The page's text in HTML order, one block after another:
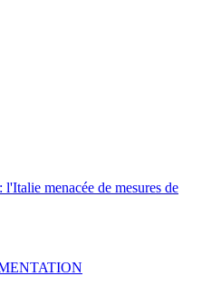
menacée de mesures de